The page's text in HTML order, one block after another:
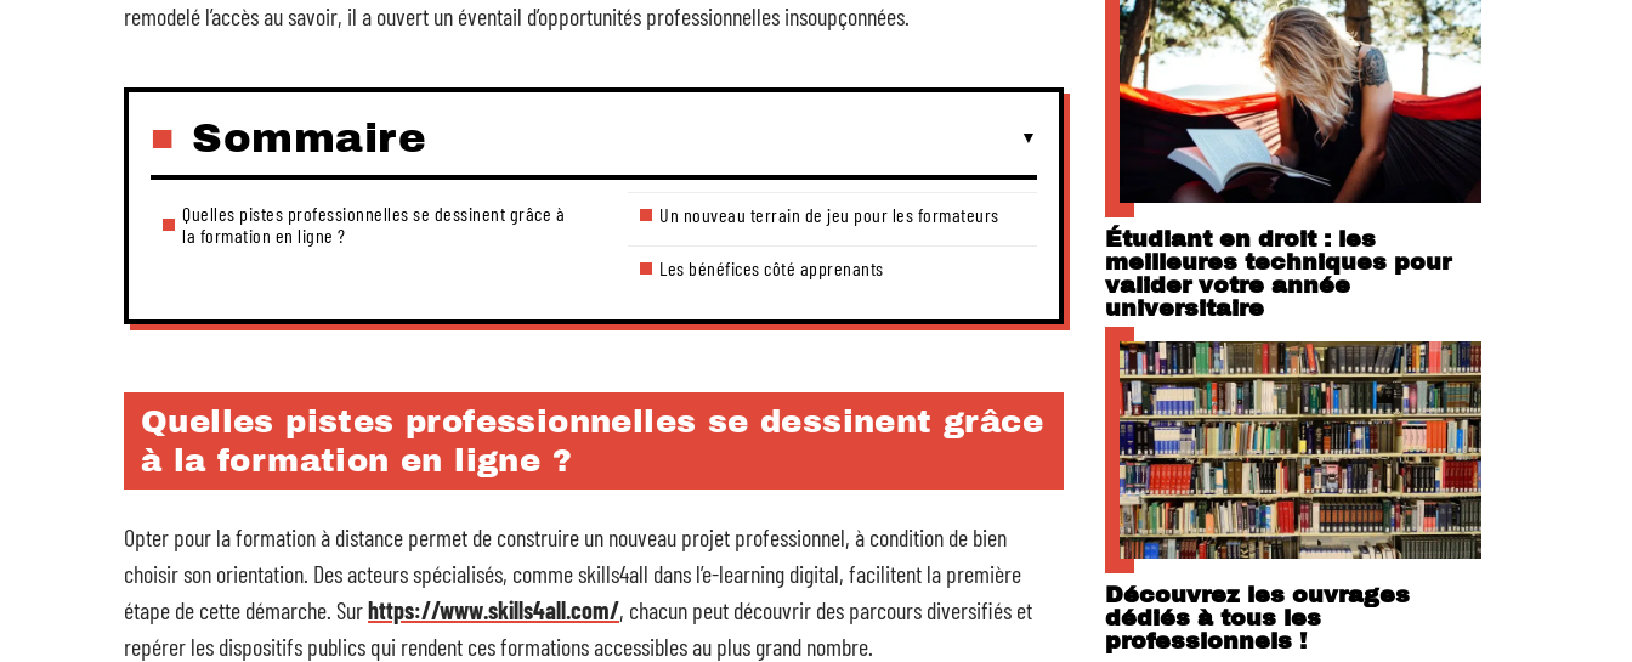
remodelé l’accès au savoir, il a ouvert un éventail d’opportunités professionnelles insoupçonnées.
Sommaire
Quelles pistes professionnelles se dessinent grâce à
la formation en ligne ?
Un nouveau terrain de jeu pour les formateurs
Les bénéfices côté apprenants
Quelles pistes professionnelles se dessinent grâce
à la formation en ligne ?
Opter pour la formation à distance permet de construire un nouveau projet professionnel, à condition de bien
choisir son orientation. Des acteurs spécialisés, comme skills4all dans l’e-learning digital, facilitent la première
étape de cette démarche. Surhttps://www.skills4all.com/, chacun peut découvrir des parcours diversifiés et
repérer les dispositifs publics qui rendent ces formations accessibles au plus grand nombre.
Étudiant en droit : les
meilleures techniques pour
valider votre année
universitaire
Découvrez les ouvrages
dédiés à tous les
professionnels !